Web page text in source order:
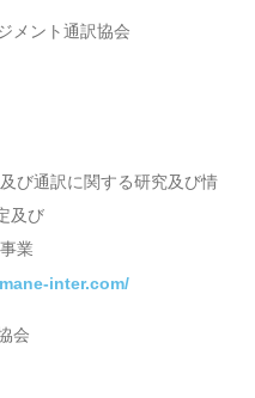
メント通訳協会
び通訳に関する研究及び情
及び
業
inter.com/
会